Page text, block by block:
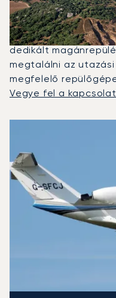
2025-ben a Citation
Citation Latitude
vett magánrepülő
dedikált
megtalálni az
megfelelő
Vegye fel a
Hatótávolság (NM)